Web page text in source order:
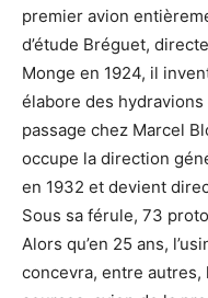
premier avion
d’étude Bréguet,
Monge en 1924, il
élabore des
passage chez Marcel
occupe la direction
en 1932 et devient
Sous sa férule, 73
Alors qu’en 25 ans,
concevra, entre